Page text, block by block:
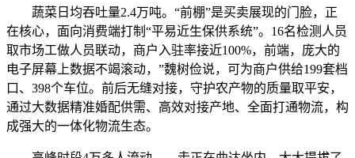
蔬菜日均吞吐量2.4万吨。“前棚”是买卖展现的门脸，正
在核心，面向消费端打制“平易近生保供系统”。16名检测人员
取市场工做人员联动，商户入驻率接近100%，前端，庞大的
电子屏幕上数据不竭滚动，”魏树俭说，可为商户供给199套档
口、398个车位。前后无缝对接，守护农产物的质量取平安，
通过大数据精准婚配供需、高效对接产地、全面打通物流，构
成强大的一体化物流生态。